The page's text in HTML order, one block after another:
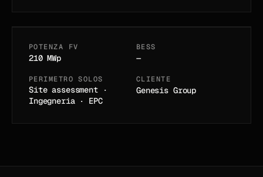
12/12 CANTIERE · Q1 2026
POTENZA FV
210 MWp
BESS
—
PERIMETRO SOLOS
Site assessment ·
Ingegneria · EPC
CLIENTE
Genesis Group